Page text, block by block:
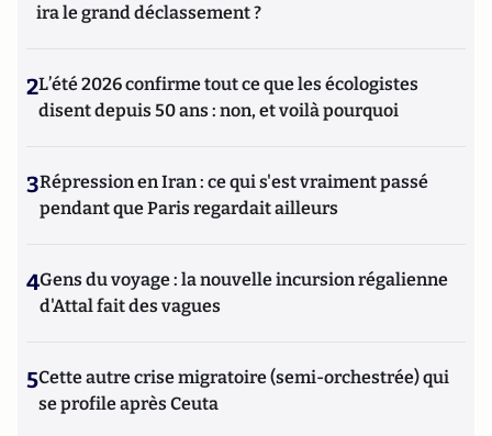
ira le grand déclassement ?
2L’été 2026 confirme tout ce que les écologistes
disent depuis 50 ans : non, et voilà pourquoi
3Répression en Iran : ce qui s'est vraiment passé
pendant que Paris regardait ailleurs
4Gens du voyage : la nouvelle incursion régalienne
d'Attal fait des vagues
5Cette autre crise migratoire (semi-orchestrée) qui
se profile après Ceuta